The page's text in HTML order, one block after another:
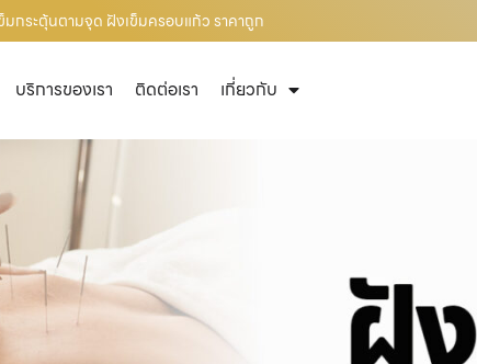
กระตุ้นตามจุด ฝังเข็มครอบแก้ว ราคาถูก
บริการของเรา ติดต่อเรา เกี่ยวกับ